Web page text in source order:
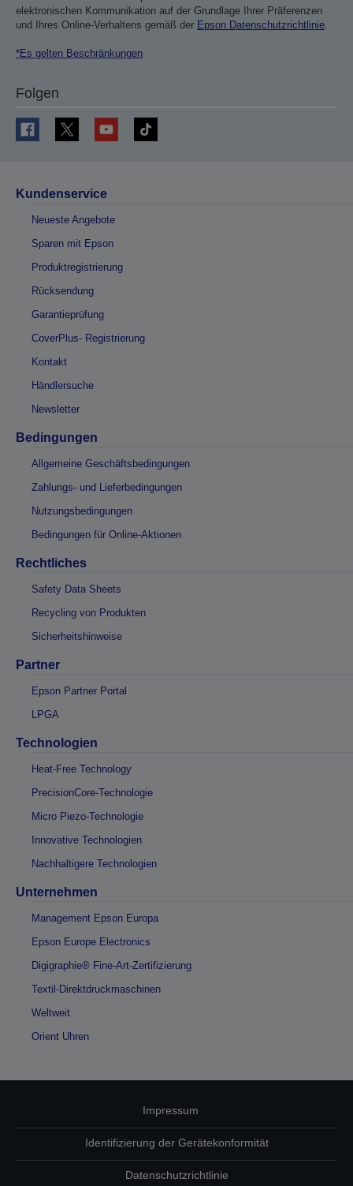
elektronischen Kommunikation auf der Grundlage Ihrer Präferenzen
und Ihres Online-Verhaltens gemäß der Epson Datenschutzrichtlinie.
*Es gelten Beschränkungen
Folgen
Kundenservice
Neueste Angebote
Sparen mit Epson
Produktregistrierung
Rücksendung
Garantieprüfung
CoverPlus- Registrierung
Kontakt
Händlersuche
Newsletter
Bedingungen
Allgemeine Geschäftsbedingungen
Zahlungs- und Lieferbedingungen
Nutzungsbedingungen
Bedingungen für Online-Aktionen
Rechtliches
Safety Data Sheets
Recycling von Produkten
Sicherheitshinweise
Partner
Epson Partner Portal
LPGA
Technologien
Heat-Free Technology
PrecisionCore-Technologie
Micro Piezo-Technologie
Innovative Technologien
Nachhaltigere Technologien
Unternehmen
Management Epson Europa
Epson Europe Electronics
Digigraphie® Fine-Art-Zertifizierung
Textil-Direktdruckmaschinen
Weltweit
Orient Uhren
Impressum
Identifizierung der Gerätekonformität
Datenschutzrichtlinie